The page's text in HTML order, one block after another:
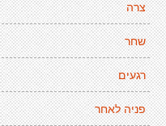
צרה
שחר
רגעים
פניה לאחר